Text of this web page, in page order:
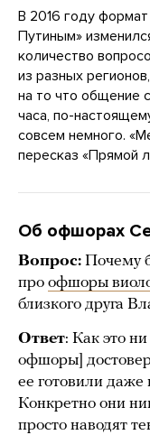
В 2016 году
Путиным»
количество
из разных
на то что общение
часа, по-
совсем немного.
пересказ «Прямой
Об офшорах
Вопрос: Почему
про офшоры
близкого друга
Ответ: Как это
офшоры]
ее готовили
Конкретно они
просто наводят